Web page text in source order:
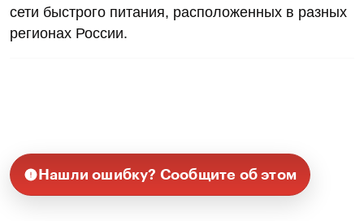
сети быстрого питания, расположенных в разных
регионах России.
Нашли ошибку? Сообщите об этом